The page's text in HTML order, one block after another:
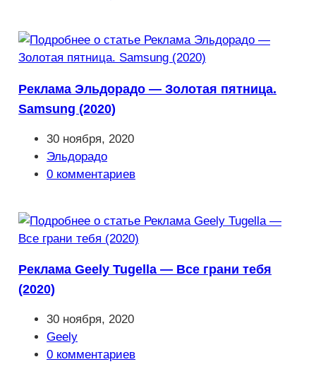
Реклама Эльдорадо — Золотая пятница.
Samsung (2020)
Запись
опубликована:
30 ноября, 2020
Рубрика
записи:
Эльдорадо
Комментарии
0 комментариев
Реклама Geely Tugella — Все грани тебя
(2020)
Запись
опубликована:
30 ноября, 2020
Рубрика
записи:
Geely
Комментарии
0 комментариев